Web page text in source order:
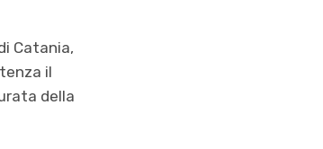
Catania,
il
della